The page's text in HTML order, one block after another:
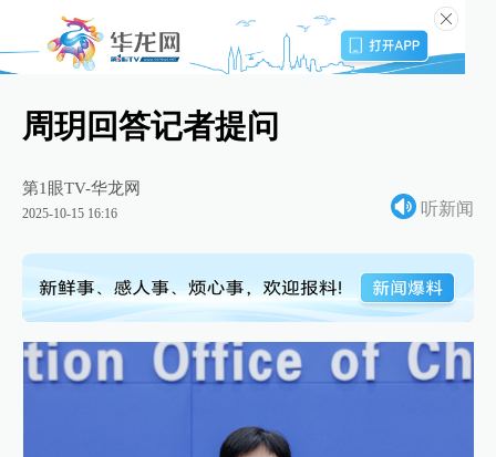
周玥回答记者提问
第1眼TV-华龙网
2025-10-15 16:16 听新闻